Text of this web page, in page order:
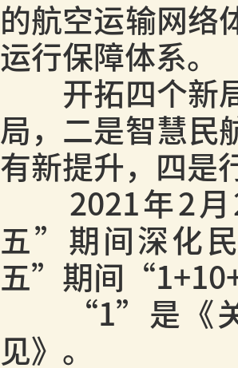
的航空运输网络
运行保障体系。
开拓四个新
局，二是智慧民
有新提升，四是
2021 年2 月
五”期间深化
五”期间“
“1”是《
见》。